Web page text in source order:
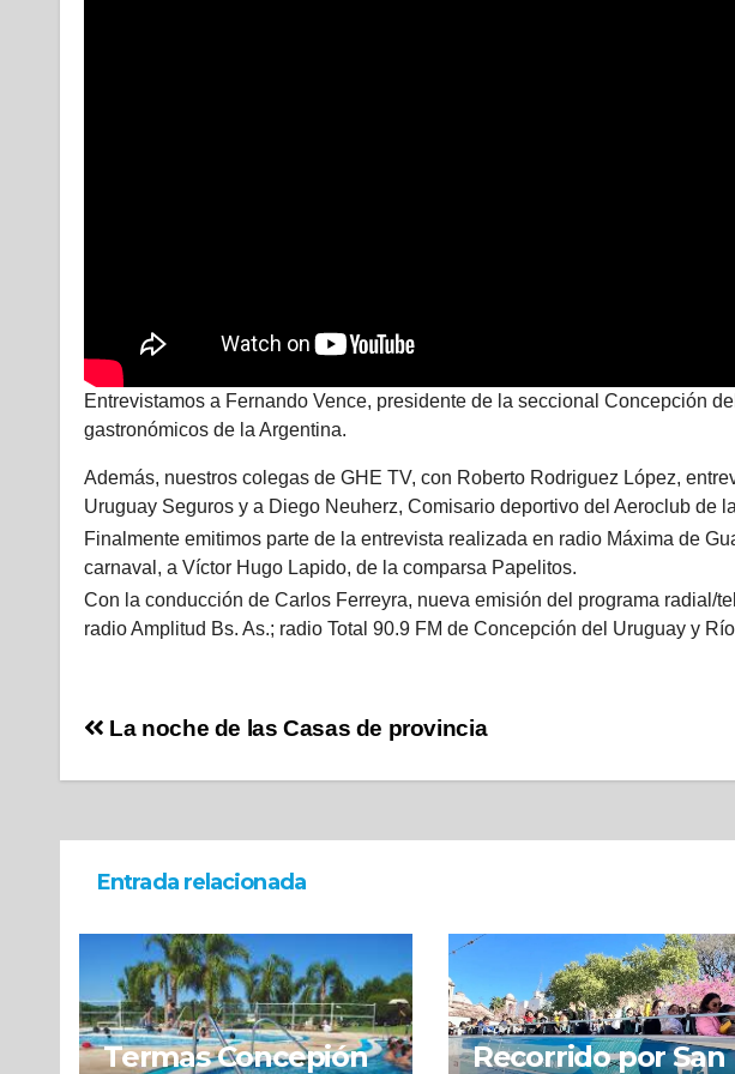
Entrevistamos a Fernando Vence, presidente de la seccional Concepción
gastronómicos de la Argentina.
Además, nuestros colegas de GHE TV, con Roberto Rodriguez López,
Uruguay Seguros y a Diego Neuherz, Comisario deportivo del Aeroclub de
Finalmente emitimos parte de la entrevista realizada en radio Máxima de
carnaval, a Víctor Hugo Lapido, de la comparsa Papelitos.
Con la conducción de Carlos Ferreyra, nueva emisión del programa radial/
radio Amplitud Bs. As.; radio Total 90.9 FM de Concepción del Uruguay y
La noche de las Casas de provincia
Entrada relacionada
Termas Concepión
Recorrido por San